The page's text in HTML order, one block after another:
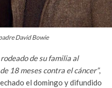
David Bowie
de su familia al
18 meses contra el cáncer”,
el domingo y difundido